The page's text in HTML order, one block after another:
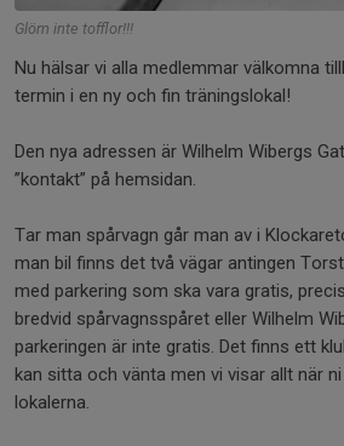
Glöm inte tofflor!!!
Nu hälsar vi alla medlemmar välkomna
termin i en ny och fin träningslokal!
Den nya adressen är Wilhelm Wibergs
”kontakt” på hemsidan.
Tar man spårvagn går man av i
man bil finns det två vägar antingen
med parkering som ska vara gratis,
bredvid spårvagnsspåret eller Wilhelm
parkeringen är inte gratis. Det finns ett
kan sitta och vänta men vi visar allt när
lokalerna.